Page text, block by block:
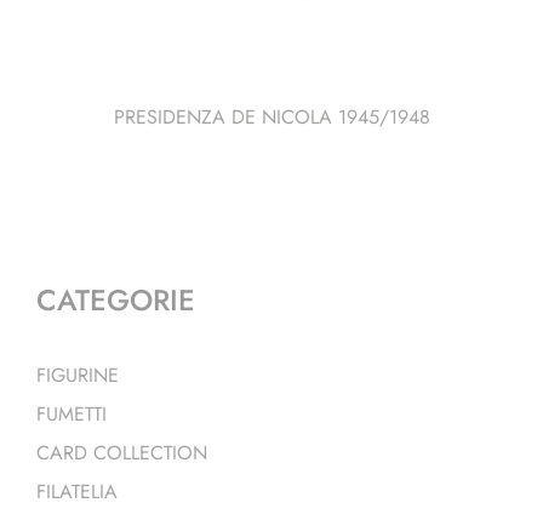
PRESIDENZA DE NICOLA 1945/1948
CATEGORIE
FIGURINE
FUMETTI
CARD COLLECTION
FILATELIA